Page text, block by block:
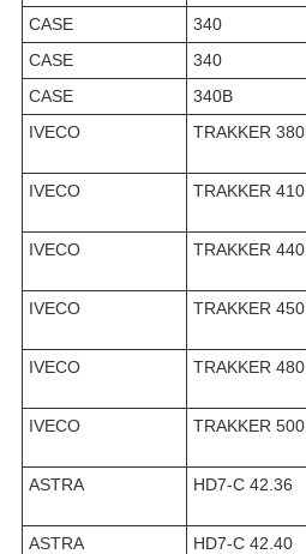
CASE
340
CASE
340
CASE
340B
IVECO
TRAKKER 380
IVECO
TRAKKER 410
IVECO
TRAKKER 440
IVECO
TRAKKER 450
IVECO
TRAKKER 480
IVECO
TRAKKER 500
ASTRA
HD7-C 42.36
ASTRA
HD7-C 42.40